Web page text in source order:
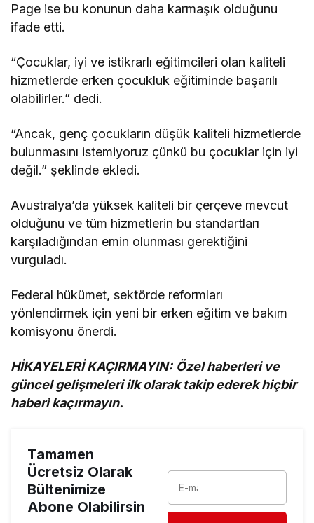
Page ise bu konunun daha karmaşık olduğunu
ifade etti.
“Çocuklar, iyi ve istikrarlı eğitimcileri olan kaliteli
hizmetlerde erken çocukluk eğitiminde başarılı
olabilirler.” dedi.
“Ancak, genç çocukların düşük kaliteli hizmetlerde
bulunmasını istemiyoruz çünkü bu çocuklar için iyi
değil.” şeklinde ekledi.
Avustralya’da yüksek kaliteli bir çerçeve mevcut
olduğunu ve tüm hizmetlerin bu standartları
karşıladığından emin olunması gerektiğini
vurguladı.
Federal hükümet, sektörde reformları
yönlendirmek için yeni bir erken eğitim ve bakım
komisyonu önerdi.
HİKAYELERİ KAÇIRMAYIN: Özel haberleri ve
güncel gelişmeleri ilk olarak takip ederek hiçbir
haberi kaçırmayın.
Tamamen
Ücretsiz Olarak
Bültenimize
Abone Olabilirsin